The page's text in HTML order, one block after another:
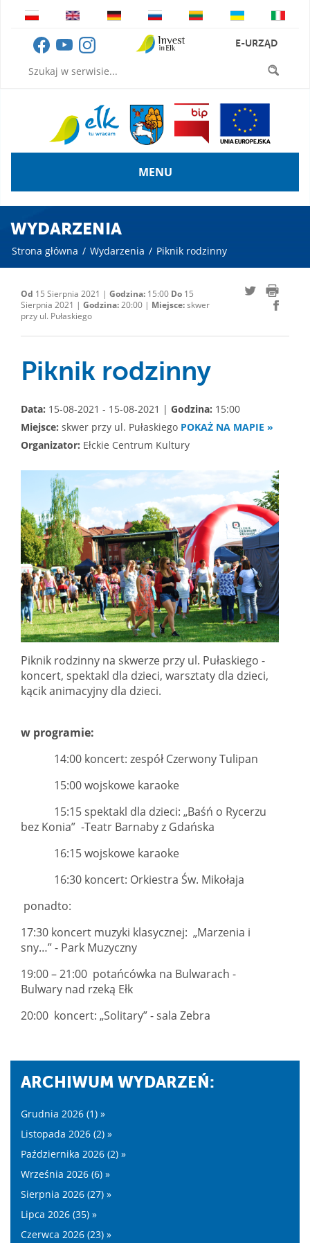
E-URZĄD
MENU
WYDARZENIA
Strona główna / Wydarzenia / Piknik rodzinny
Od 15 Sierpnia 2021 | Godzina: 15:00 Do 15
Sierpnia 2021 | Godzina:20:00 | Miejsce:skwer
przy ul. Pułaskiego
Piknik rodzinny
Data: 15-08-2021 - 15-08-2021 | Godzina: 15:00
Miejsce: skwer przy ul. Pułaskiego POKAŻ NA MAPIE »
Organizator: Ełckie Centrum Kultury
Piknik rodzinny na skwerze przy ul. Pułaskiego -
koncert, spektakl dla dzieci, warsztaty dla dzieci,
kącik animacyjny dla dzieci.
w programie:
14:00 koncert: zespół Czerwony Tulipan
15:00 wojskowe karaoke
15:15 spektakl dla dzieci: „Baśń o Rycerzu
bez Konia” -Teatr Barnaby z Gdańska
16:15 wojskowe karaoke
16:30 koncert: Orkiestra Św. Mikołaja
ponadto:
17:30 koncert muzyki klasycznej: „Marzenia i
sny…” - Park Muzyczny
19:00 – 21:00 potańcówka na Bulwarach -
Bulwary nad rzeką Ełk
20:00 koncert: „Solitary” - sala Zebra
ARCHIWUM WYDARZEŃ:
Grudnia 2026 (1) »
Listopada 2026 (2) »
Października 2026 (2) »
Września 2026 (6) »
Sierpnia 2026 (27) »
Lipca 2026 (35) »
Czerwca 2026 (23) »